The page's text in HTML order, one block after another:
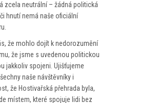
zcela neutrální – žádná politická
hnutí nemá naše oficiální
že mohlo dojít k nedorozumění
že jsme s uvedenou politickou
jakkoliv spojeni. Ujišťujeme
naše návštěvníky i
že Hostivařská přehrada byla,
místem, které spojuje lidi bez